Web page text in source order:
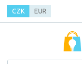
CZK EUR